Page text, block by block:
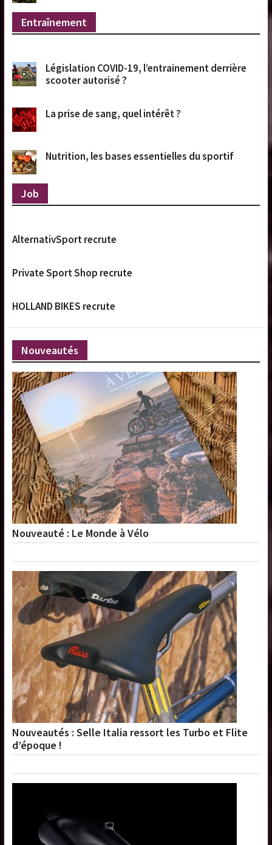
Entraînement
Législation COVID-19, l’entrainement derrière
scooter autorisé ?
La prise de sang, quel intérêt ?
Nutrition, les bases essentielles du sportif
Job
AlternativSport recrute
Private Sport Shop recrute
HOLLAND BIKES recrute
Nouveautés
Nouveauté : Le Monde à Vélo
Nouveautés : Selle Italia ressort les Turbo et Flite
d’époque !